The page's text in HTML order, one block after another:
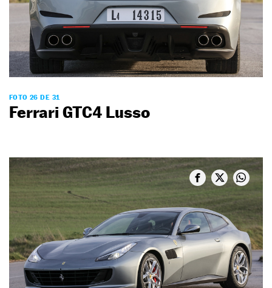
FOTO 26 DE 31
Ferrari GTC4 Lusso